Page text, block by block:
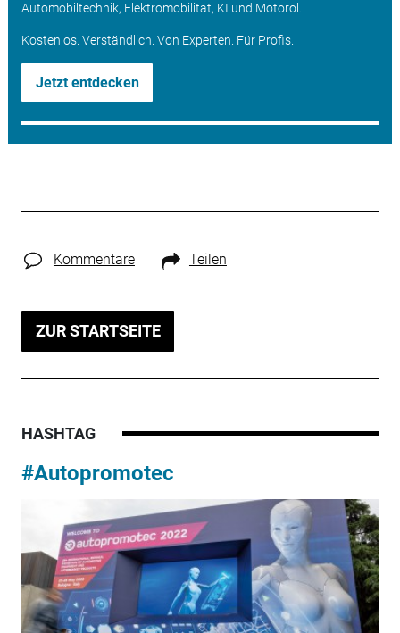
Automobiltechnik, Elektromobilität, KI und Motoröl.
Kostenlos. Verständlich. Von Experten. Für Profis.
Jetzt entdecken
Kommentare Teilen
ZUR STARTSEITE
HASHTAG
#Autopromotec